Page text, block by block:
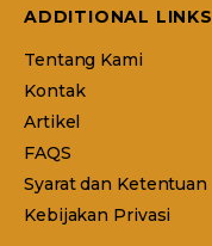
ADDITIONAL LINKS
Tentang Kami
Kontak
Artikel
FAQS
Syarat dan Ketentuan
Kebijakan Privasi